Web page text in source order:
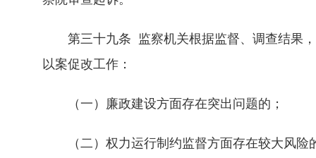
第三十九条 监察机关根据监督、调查结果，
以案促改工作：
（一）廉政建设方面存在突出问题的；
（二）权力运行制约监督方面存在较大风险